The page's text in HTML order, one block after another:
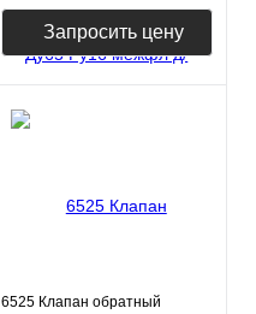
Запросить цену
6525 Клапан обратный